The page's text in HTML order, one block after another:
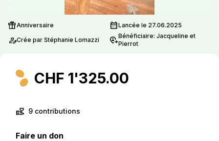
featured_seasonal_and_giftsAnniversaire calendar_monthLancée le 27.06.2025
person_editCrée par Stéphanie Lomazzi move_locationBénéficiaire: Jacqueline et
Pierrot
CHF 1'325.00
volunteer_activism 9 contributions
Faire un don